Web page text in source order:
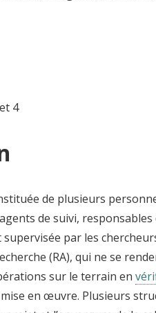
4
de plusieurs
de suivi,
par les
(RA), qui ne se
sur le terrain en
en œuvre. Plusieurs